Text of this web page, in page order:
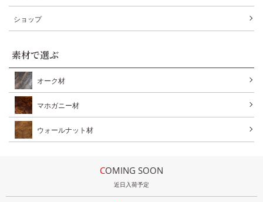
ショップ
素材で選ぶ
オーク材
マホガニー材
ウォールナット材
COMING SOON
近日入荷予定